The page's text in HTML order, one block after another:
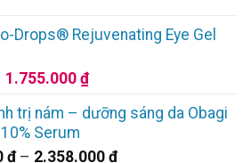
từ
675.000 ₫
Drops® Rejuvenating Eye Gel
Giá
là:
1.950.000 ₫.
1.755.000₫Giá
tại
trị nám – dưỡng sáng da Obagi
Serum
₫ – 2.358.000 ₫Khoảng